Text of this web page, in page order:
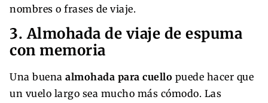
nombres o frases de viaje.
3. Almohada de viaje de espuma
con memoria
Una buena almohada para cuello puede hacer que
un vuelo largo sea mucho más cómodo. Las